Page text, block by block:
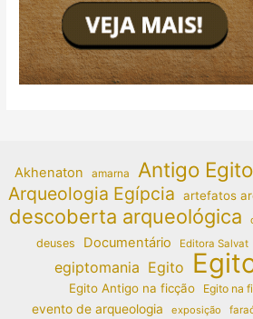
Akhenaton amarna Antigo Egito
Arqueologia Egípcia artefatos
descoberta arqueológica
deuses Documentário Editora Salvat
egiptomania Egito
Egito Antigo na ficção Egito na
evento de arqueologia exposição